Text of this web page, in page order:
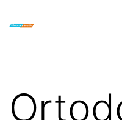
ORTODONCIA